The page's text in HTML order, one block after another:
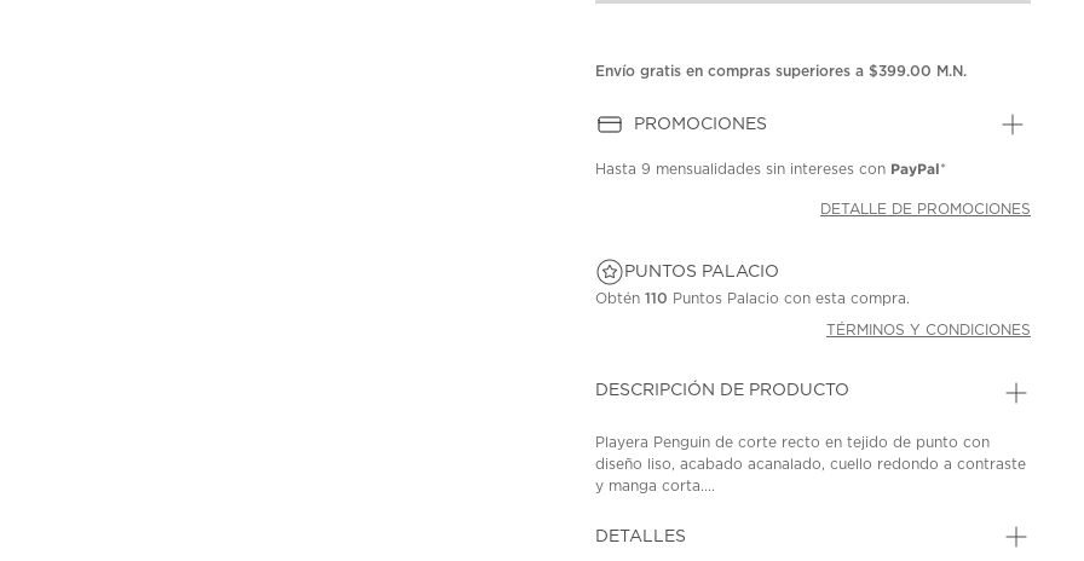
Envío gratis en compras superiores a $399.00 M.N.
PROMOCIONES
Hasta9 mensualidades sin intereses con PayPal*
DETALLE DE PROMOCIONES
PUNTOS PALACIO
Obtén110 Puntos Palacio con esta compra.
TÉRMINOS Y CONDICIONES
DESCRIPCIÓN DE PRODUCTO
Playera Penguin de corte recto en tejido de punto con
diseño liso, acabado acanalado, cuello redondo a contraste
y manga corta....
DETALLES